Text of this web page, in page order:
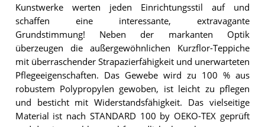
Kunstwerke werten jeden Einrichtungsstil auf und
schaffen eine interessante, extravagante
Grundstimmung! Neben der markanten Optik
überzeugen die außergewöhnlichen Kurzflor-Teppiche
mit überraschender Strapazierfähigkeit und unerwarteten
Pflegeeigenschaften. Das Gewebe wird zu 100 % aus
robustem Polypropylen gewoben, ist leicht zu pflegen
und besticht mit Widerstandsfähigkeit. Das vielseitige
Material ist nach STANDARD 100 by OEKO-TEX geprüft